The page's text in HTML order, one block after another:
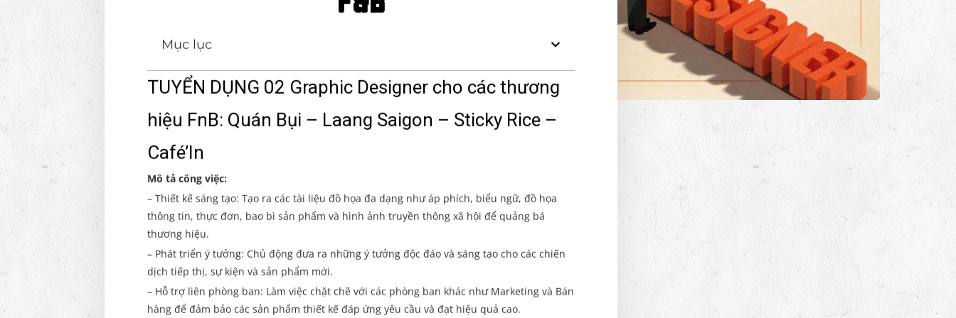
Mục lục
TUYỂN DỤNG 02 Graphic Designer cho các thương
hiệu FnB: Quán Bụi – Laang Saigon – Sticky Rice –
Café’In
Mô tả công việc:
– Thiết kế sáng tạo: Tạo ra các tài liệu đồ họa đa dạng như áp phích, biểu ngữ, đồ họa
thông tin, thực đơn, bao bì sản phẩm và hình ảnh truyền thông xã hội để quảng bá
thương hiệu.
– Phát triển ý tưởng: Chủ động đưa ra những ý tưởng độc đáo và sáng tạo cho các chiến
dịch tiếp thị, sự kiện và sản phẩm mới.
– Hỗ trợ liên phòng ban: Làm việc chặt chẽ với các phòng ban khác như Marketing và Bán
hàng để đảm bảo các sản phẩm thiết kế đáp ứng yêu cầu và đạt hiệu quả cao.